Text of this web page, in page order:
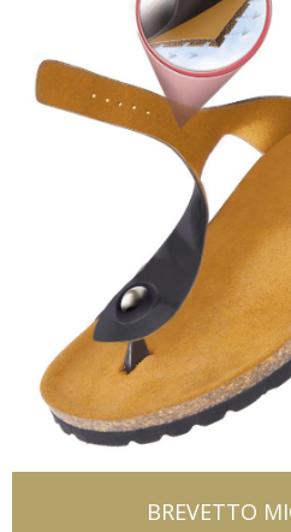
BREVETTO